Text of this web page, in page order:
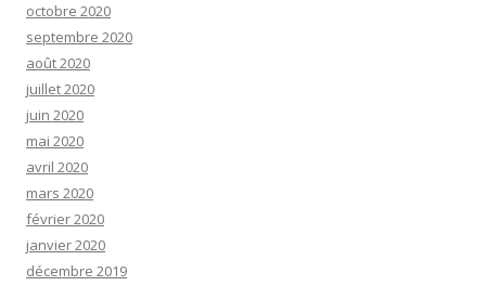
octobre 2020
septembre 2020
août 2020
juillet 2020
juin 2020
mai 2020
avril 2020
mars 2020
février 2020
janvier 2020
décembre 2019